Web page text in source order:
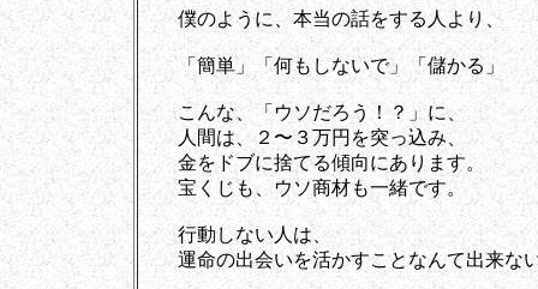
僕のように、本当の話をする人より、
「簡単」「何もしないで」「儲かる」
こんな、「ウソだろう！？」に、
人間は、２〜３万円を突っ込み、
金をドブに捨てる傾向にあります。
宝くじも、ウソ商材も一緒です。
行動しない人は、
運命の出会いを活かすことなんて出来な